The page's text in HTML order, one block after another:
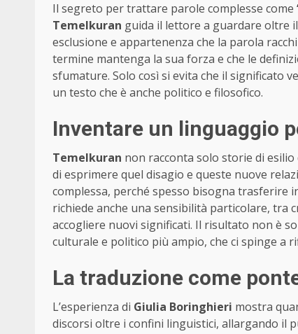
Il segreto per trattare parole complesse come
Temelkuran guida il lettore a guardare oltre
esclusione e appartenenza che la parola
termine mantenga la sua forza e che le
sfumature. Solo così si evita che il significato
un testo che è anche politico e filosofico.
Inventare un linguaggio
Temelkuran non racconta solo storie di
di esprimere quel disagio e queste nuove
complessa, perché spesso bisogna trasferire
richiede anche una sensibilità particolare, tra
accogliere nuovi significati. Il risultato non è
culturale e politico più ampio, che ci spinge a
La traduzione come
L’esperienza di Giulia Boringhieri mostra
discorsi oltre i confini linguistici, allargando il